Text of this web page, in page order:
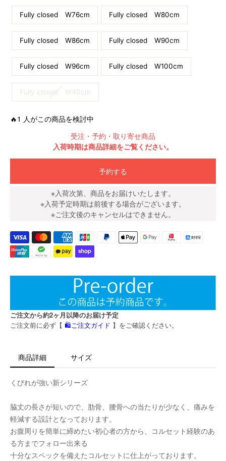
Fully closed W76cm Fully closed W80cm
Fully closed W86cm Fully closed W90cm
Fully closed W96cm Fully closed W100cm
Fully closed W40cm
🔥1 人がこの商品を検討中
受注・予約・取り寄せ商品
入荷時期は商品詳細をご覧ください。
予約する
※入荷次第、商品をお届けいたします。
※入荷予定時期は前後する場合がございます。
※ご注文後のキャンセルはできません。
ご注文から約2ヶ月以降のお届け予定
ご注文前に必ず【 🛍️ご注文ガイド 】をご確認ください。
商品詳細 サイズ
くびれが強い新シリーズ
脇丈の長さが短いので、肋骨、腰骨への当たりが少なく、痛みを
軽減する設計となっております。
お腹周りを簡単に締めたい初心者の方から、コルセット経験のあ
る方までフォロー出来る
十分なスペックを備えたコルセットに仕上がっております。